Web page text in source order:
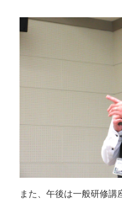
また、午後は一般研修